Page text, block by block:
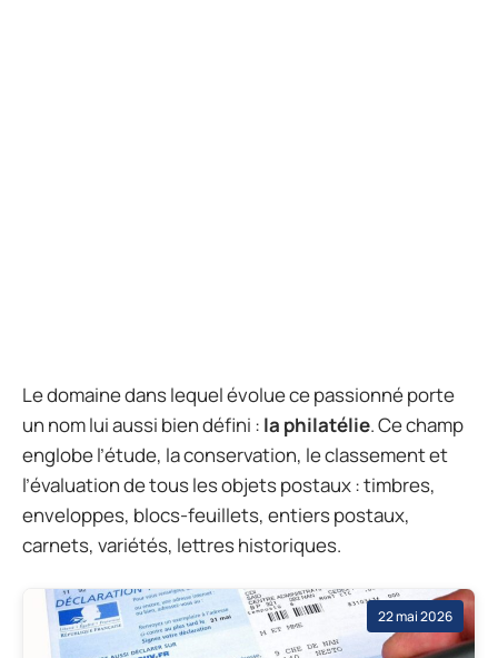
Le domaine dans lequel évolue ce passionné porte
un nom lui aussi bien défini : la philatélie. Ce champ
englobe l’étude, la conservation, le classement et
l’évaluation de tous les objets postaux : timbres,
enveloppes, blocs-feuillets, entiers postaux,
carnets, variétés, lettres historiques.
22 mai 2026